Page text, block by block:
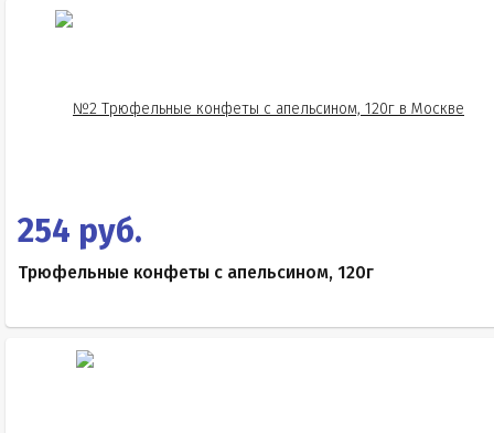
254 руб.
Трюфельные конфеты с апельсином, 120г